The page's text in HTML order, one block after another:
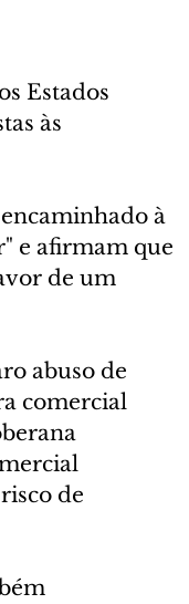
Estados
às
à
e afirmam que
de um
abuso de
comercial
de